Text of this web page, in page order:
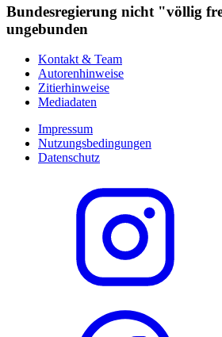
Bundesregierung nicht "völlig
ungebunden
Kontakt & Team
Autorenhinweise
Zitierhinweise
Mediadaten
Impressum
Nutzungsbedingungen
Datenschutz